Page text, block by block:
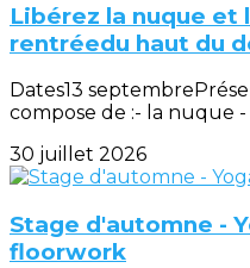
Libérez la nuque et
rentréedu haut du
Dates13
compose de :- la nuque -
30 juillet 2026
Stage d'automne -
floorwork